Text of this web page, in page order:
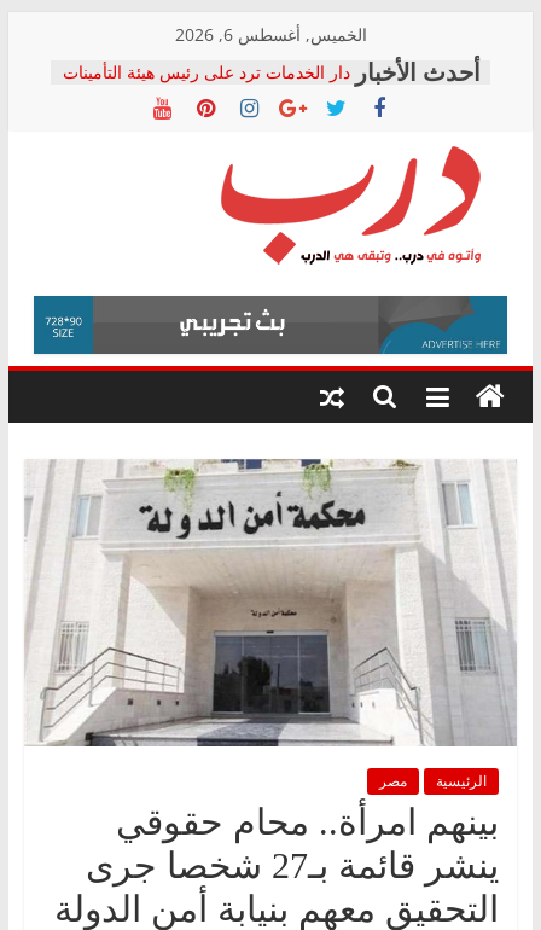
content
الخميس, أغسطس 6, 2026
دار الخدمات ترد على رئيس هيئة التأمينات
بعد مؤتمره الصحفي: إنكار الأزمة لا ينهي
معاناة أصحاب المعاشات.. ونطالب بكشف
فرحات سليمان يكتب: القطاع الصحي إلى
أين؟
حزب التحالف الشعبي يطلق لجنة “الحق
في الصحة” بالإسكندرية لرصد الانتهاكات
ودعم المرضى
الوزاري لمدينة الصحفيين.. وانتهاء أعمال
إنشاء المبنى الإداري
المجلس القومي لحقوق الإنسان يعلن
متابعة قضية الدكتور محمد زهران.. ويؤكد:
قرينة البراءة وضمانات المحاكمة العادلة
درب
وأتوه
درب..
وتبقى
هي
الرئيسية مصر
بينهم امرأة.. محام حقوقي
ينشر قائمة بـ27 شخصا جرى
التحقيق معهم بنيابة أمن الدولة